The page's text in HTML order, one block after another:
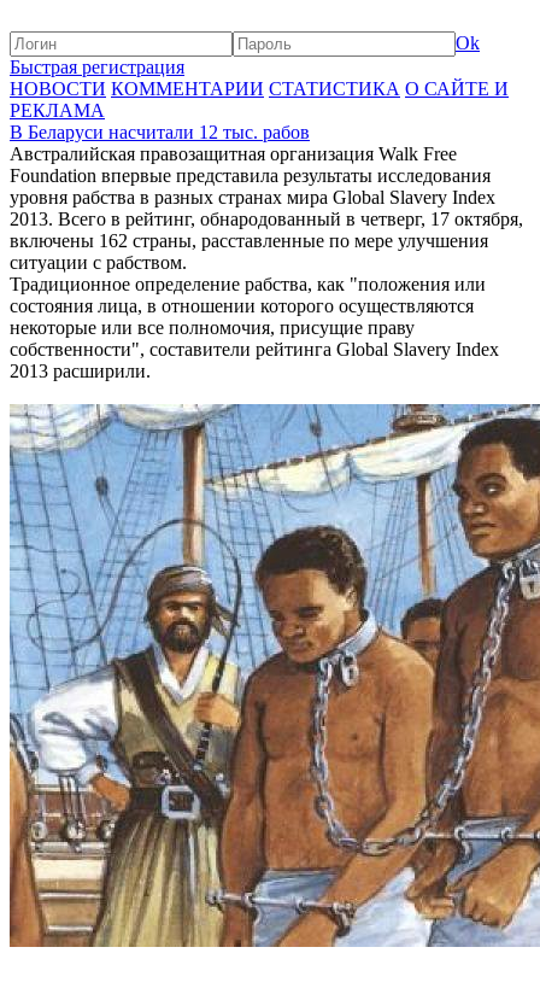
Ok
Быстрая регистрация
НОВОСТИ КОММЕНТАРИИ СТАТИСТИКА О САЙТЕ И
РЕКЛАМА
В Беларуси насчитали 12 тыс. рабов
Австралийская правозащитная организация Walk Free
Foundation впервые представила результаты исследования
уровня рабства в разных странах мира Global Slavery Index
2013. Всего в рейтинг, обнародованный в четверг, 17 октября,
включены 162 страны, расставленные по мере улучшения
ситуации с рабством.
Традиционное определение рабства, как "положения или
состояния лица, в отношении которого осуществляются
некоторые или все полномочия, присущие праву
собственности", составители рейтинга Global Slavery Index
2013 расширили.